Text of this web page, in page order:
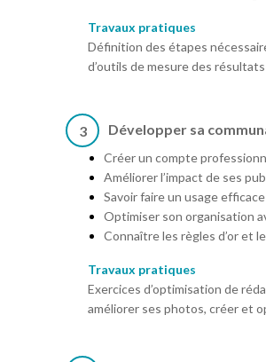
Travaux pratiques
Définition des étapes
d’outils de mesure des
3 Développer sa
Créer un compte
Améliorer l’impact de ses
Savoir faire un usage
Optimiser son organisation
Connaître les règles d’or et
Travaux pratiques
Exercices d’optimisation de
améliorer ses photos, créer et